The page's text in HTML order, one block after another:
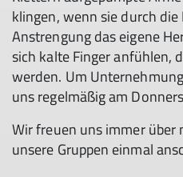
klingen, wenn sie durch
Anstrengung das eigene
sich kalte Finger anfühlen,
werden. Um
uns regelmäßig am
Wir freuen uns immer über
unsere Gruppen einmal